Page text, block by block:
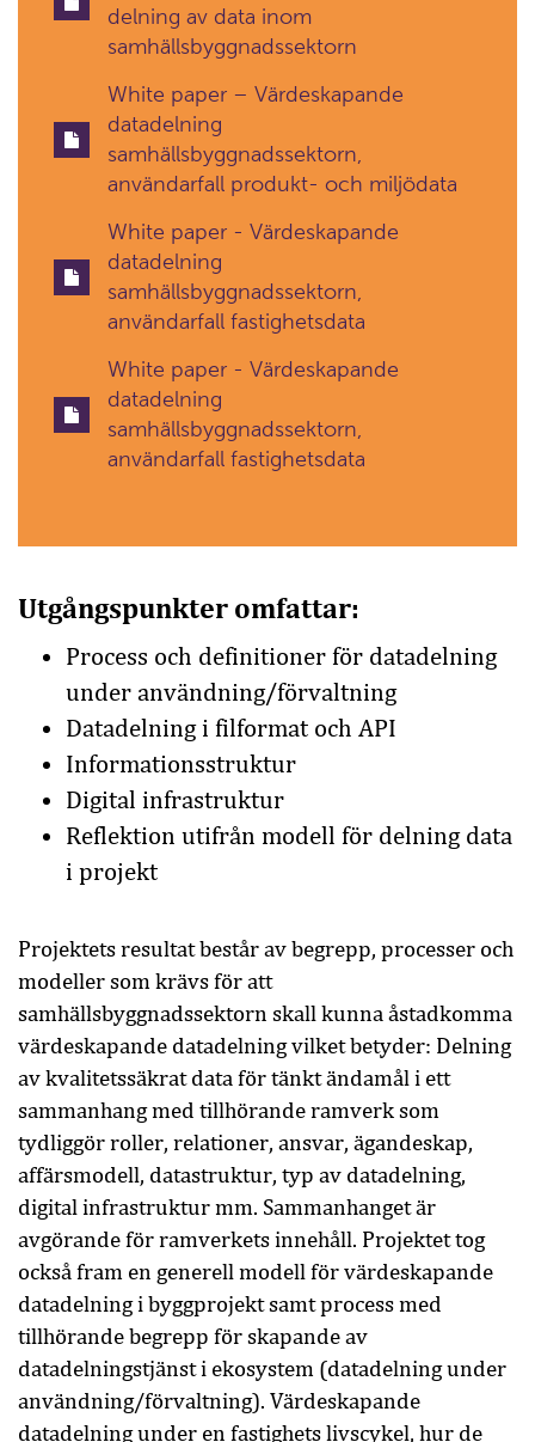
delning av data inom
samhällsbyggnadssektorn
White paper – Värdeskapande
datadelning
samhällsbyggnadssektorn,
användarfall produkt- och miljödata
White paper - Värdeskapande
datadelning
samhällsbyggnadssektorn,
användarfall fastighetsdata
White paper - Värdeskapande
datadelning
samhällsbyggnadssektorn,
användarfall fastighetsdata
Utgångspunkter omfattar:
Process och definitioner för datadelning
under användning/förvaltning
Datadelning i filformat och API
Informationsstruktur
Digital infrastruktur
Reflektion utifrån modell för delning data
i projekt
Projektets resultat består av begrepp, processer och
modeller som krävs för att
samhällsbyggnadssektorn skall kunna åstadkomma
värdeskapande datadelning vilket betyder: Delning
av kvalitetssäkrat data för tänkt ändamål i ett
sammanhang med tillhörande ramverk som
tydliggör roller, relationer, ansvar, ägandeskap,
affärsmodell, datastruktur, typ av datadelning,
digital infrastruktur mm. Sammanhanget är
avgörande för ramverkets innehåll. Projektet tog
också fram en generell modell för värdeskapande
datadelning i byggprojekt samt process med
tillhörande begrepp för skapande av
datadelningstjänst i ekosystem (datadelning under
användning/förvaltning). Värdeskapande
datadelning under en fastighets livscykel, hur de